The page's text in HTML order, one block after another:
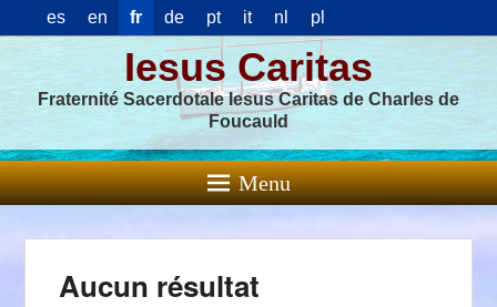
es en fr de pt it nl pl
Iesus Caritas
Fraternité Sacerdotale Iesus Caritas de Charles de
Foucauld
Menu
Aucun résultat